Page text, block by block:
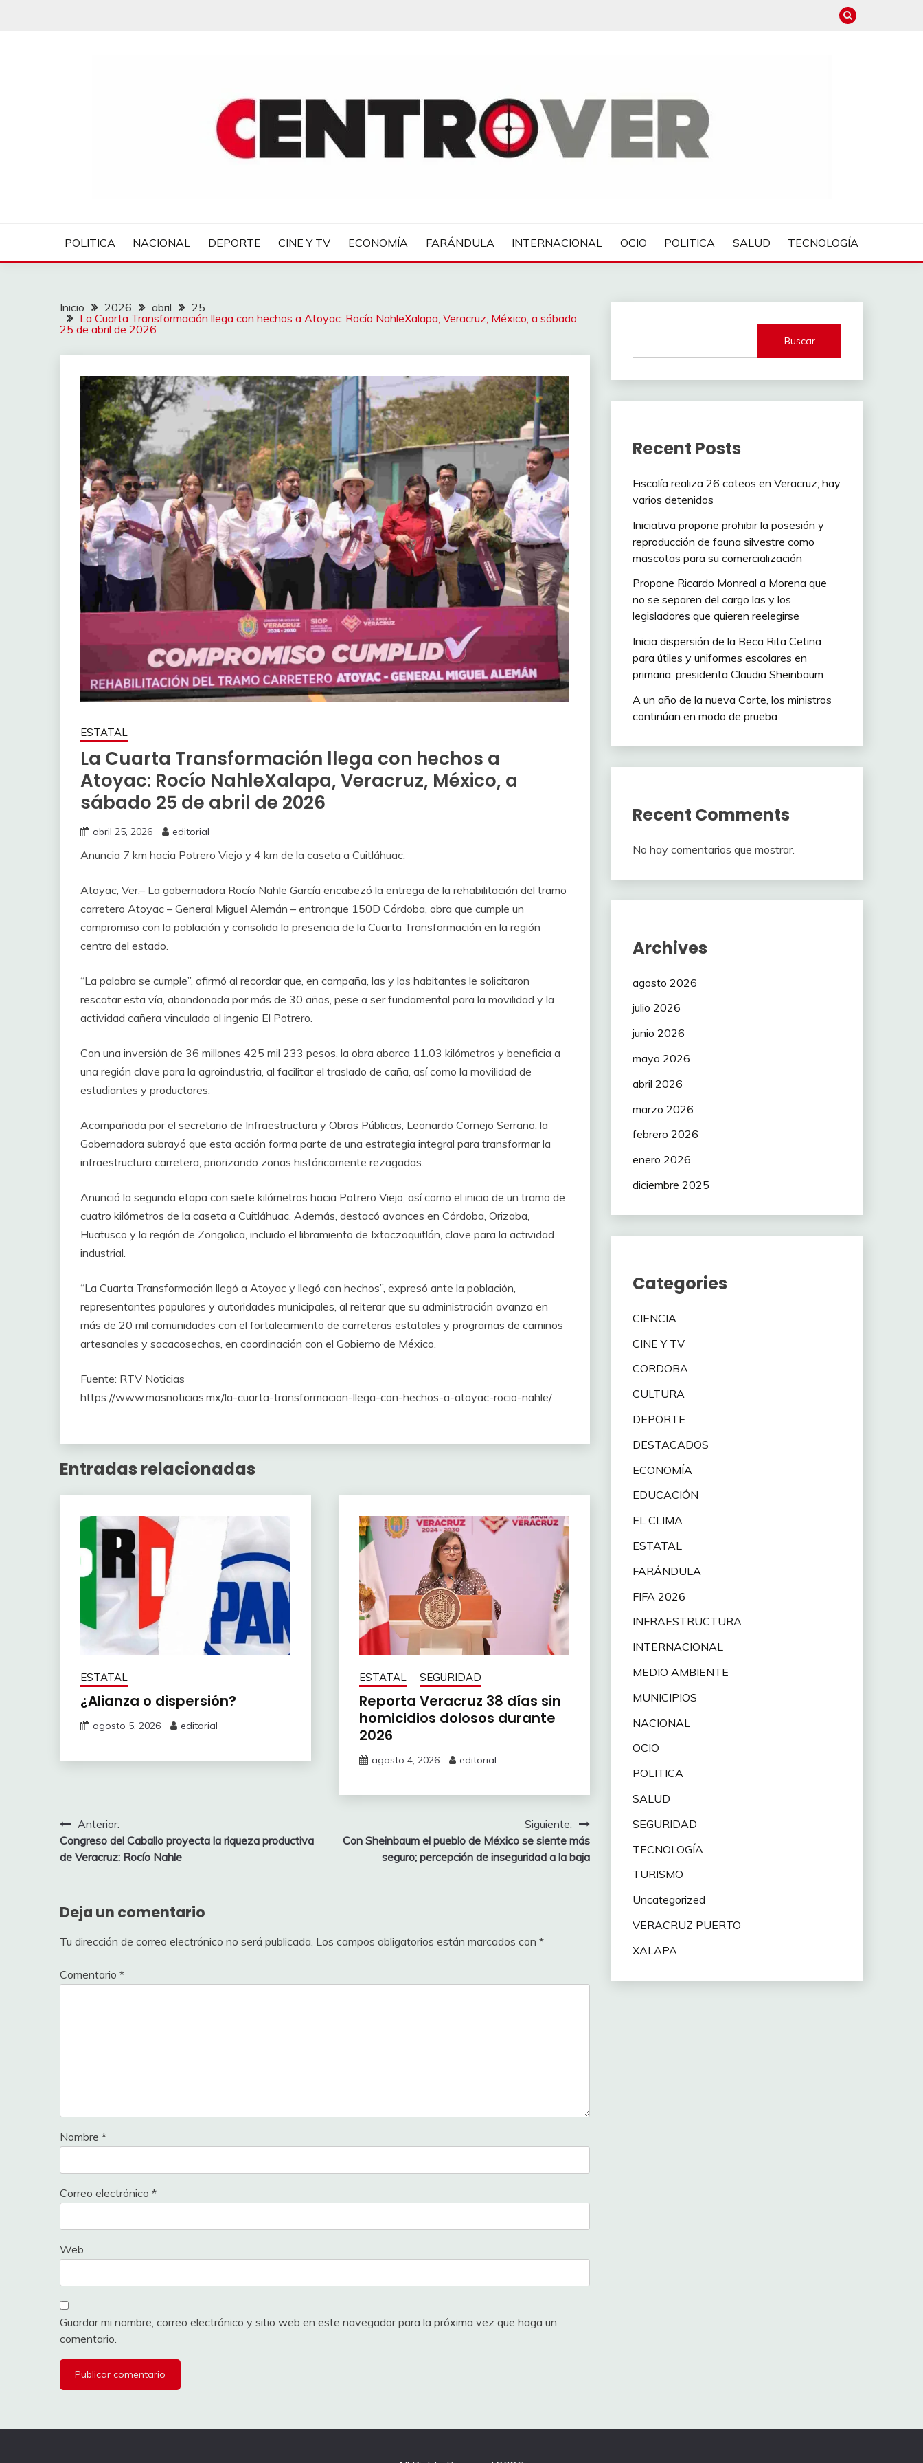
POLITICA NACIONAL DEPORTE CINE Y TV ECONOMÍA FARÁNDULA INTERNACIONAL OCIO POLITICA SALUD TECNOLOGÍA
Inicio 2026 abril
25
La Cuarta Transformación llega con hechos a Atoyac: Rocío NahleXalapa, Veracruz, México, a sábado
25 de abril de 2026
ESTATAL
La Cuarta Transformación llega con hechos a
Atoyac: Rocío NahleXalapa, Veracruz, México, a
sábado 25 de abril de 2026
abril 25, 2026 editorial
Anuncia 7 km hacia Potrero Viejo y 4 km de la caseta a Cuitláhuac.
Atoyac, Ver.– La gobernadora Rocío Nahle García encabezó la entrega de la rehabilitación del tramo
carretero Atoyac – General Miguel Alemán – entronque 150D Córdoba, obra que cumple un
compromiso con la población y consolida la presencia de la Cuarta Transformación en la región
centro del estado.
“La palabra se cumple”, afirmó al recordar que, en campaña, las y los habitantes le solicitaron
rescatar esta vía, abandonada por más de 30 años, pese a ser fundamental para la movilidad y la
actividad cañera vinculada al ingenio El Potrero.
Con una inversión de 36 millones 425 mil 233 pesos, la obra abarca 11.03 kilómetros y beneficia a
una región clave para la agroindustria, al facilitar el traslado de caña, así como la movilidad de
estudiantes y productores.
Acompañada por el secretario de Infraestructura y Obras Públicas, Leonardo Cornejo Serrano, la
Gobernadora subrayó que esta acción forma parte de una estrategia integral para transformar la
infraestructura carretera, priorizando zonas históricamente rezagadas.
Anunció la segunda etapa con siete kilómetros hacia Potrero Viejo, así como el inicio de un tramo de
cuatro kilómetros de la caseta a Cuitláhuac. Además, destacó avances en Córdoba, Orizaba,
Huatusco y la región de Zongolica, incluido el libramiento de Ixtaczoquitlán, clave para la actividad
industrial.
“La Cuarta Transformación llegó a Atoyac y llegó con hechos”, expresó ante la población,
representantes populares y autoridades municipales, al reiterar que su administración avanza en
más de 20 mil comunidades con el fortalecimiento de carreteras estatales y programas de caminos
artesanales y sacacosechas, en coordinación con el Gobierno de México.
Fuente: RTV Noticias
https://www.masnoticias.mx/la-cuarta-transformacion-llega-con-hechos-a-atoyac-rocio-nahle/
Entradas relacionadas
ESTATAL
¿Alianza o dispersión?
agosto 5, 2026 editorial
ESTATAL SEGURIDAD
Reporta Veracruz 38 días sin
homicidios dolosos durante
2026
agosto 4, 2026 editorial
Navegación
de
Anterior:
Congreso del Caballo proyecta la riqueza productiva
de Veracruz: Rocío Nahle
Siguiente:
Con Sheinbaum el pueblo de México se siente más
seguro; percepción de inseguridad a la baja
Deja un comentario
Tu dirección de correo electrónico no será publicada. Los campos obligatorios están marcados con *
Comentario *
Nombre *
Correo electrónico *
Web
Guardar mi nombre, correo electrónico y sitio web en este navegador para la próxima vez que haga un
comentario.
Buscar
Recent Posts
Fiscalía realiza 26 cateos en Veracruz; hay
varios detenidos
Iniciativa propone prohibir la posesión y
reproducción de fauna silvestre como
mascotas para su comercialización
Propone Ricardo Monreal a Morena que
no se separen del cargo las y los
legisladores que quieren reelegirse
Inicia dispersión de la Beca Rita Cetina
para útiles y uniformes escolares en
primaria: presidenta Claudia Sheinbaum
A un año de la nueva Corte, los ministros
continúan en modo de prueba
Recent Comments
No hay comentarios que mostrar.
Archives
agosto 2026
julio 2026
junio 2026
mayo 2026
abril 2026
marzo 2026
febrero 2026
enero 2026
diciembre 2025
Categories
CIENCIA
CINE Y TV
CORDOBA
CULTURA
DEPORTE
DESTACADOS
ECONOMÍA
EDUCACIÓN
EL CLIMA
ESTATAL
FARÁNDULA
FIFA 2026
INFRAESTRUCTURA
INTERNACIONAL
MEDIO AMBIENTE
MUNICIPIOS
NACIONAL
OCIO
POLITICA
SALUD
SEGURIDAD
TECNOLOGÍA
TURISMO
Uncategorized
VERACRUZ PUERTO
XALAPA